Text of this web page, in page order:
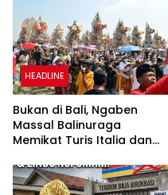
HEADLINE
Bukan di Bali, Ngaben
Massal Balinuraga
Memikat Turis Italia dan